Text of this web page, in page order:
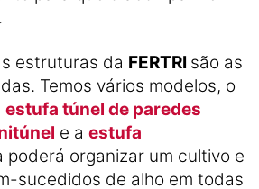
estruturas da FERTRI são as
Temos vários modelos, o
estufa túnel de paredes
e a estufa
poderá organizar um cultivo e
sucedidos de alho em todas